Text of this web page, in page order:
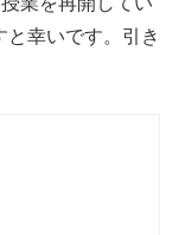
と幸いです。引き